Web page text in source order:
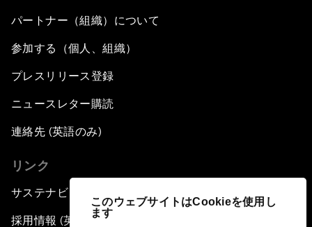
このウェブサイトはCookieを使用し
ます
パートナー（組織）について
参加する（個人、組織）
プレスリリース登録
ニュースレター購読
連絡先 (英語のみ)
リンク
サステナビリティへの取り組み
採用情報 (英語のみ)